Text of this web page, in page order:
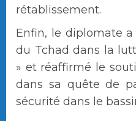
rétablissement.
Enfin, le diplomate a
du Tchad dans la
» et réaffirmé le
dans sa quête de
sécurité dans le